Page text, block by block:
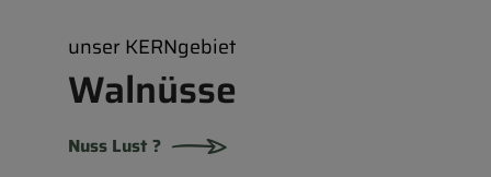
unser KERNgebiet
Walnüsse
Nuss Lust ?